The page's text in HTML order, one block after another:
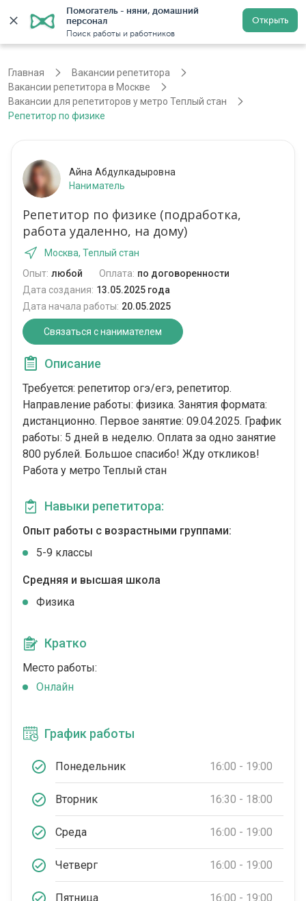
Помогатель - няни, домашний
персонал
Поиск работы и работников
Открыть
Регистрация
Главная
Вакансии репетитора
Вакансии репетитора в Москве
Вакансии для репетиторов у метро Теплый стан
Репетитор по физике
Айна Абдулкадыровна
Наниматель
Репетитор по физике (подработка,
работа удаленно, на дому)
Москва, Теплый стан
Опыт: любой Оплата: по договоренности
Дата создания: 13.05.2025 года
Дата начала работы: 20.05.2025
Связаться с нанимателем
Описание
Требуется: репетитор огэ/егэ, репетитор.
Направление работы: физика. Занятия формата:
дистанционно. Первое занятие: 09.04.2025. График
работы: 5 дней в неделю. Оплата за одно занятие
800 рублей. Большое спасибо! Жду откликов!
Работа у метро Теплый стан
Навыки репетитора:
Опыт работы с возрастными группами:
5-9 классы
Средняя и высшая школа
Физика
Кратко
Место работы:
Онлайн
График работы
Понедельник 16:00 - 19:00
Вторник 16:30 - 18:00
Среда 16:00 - 19:00
Четверг 16:00 - 19:00
Пятница 16:00 - 19:00